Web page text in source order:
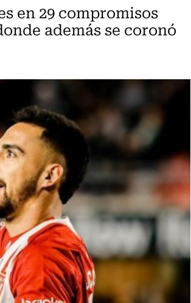
en 29 compromisos
además se coronó